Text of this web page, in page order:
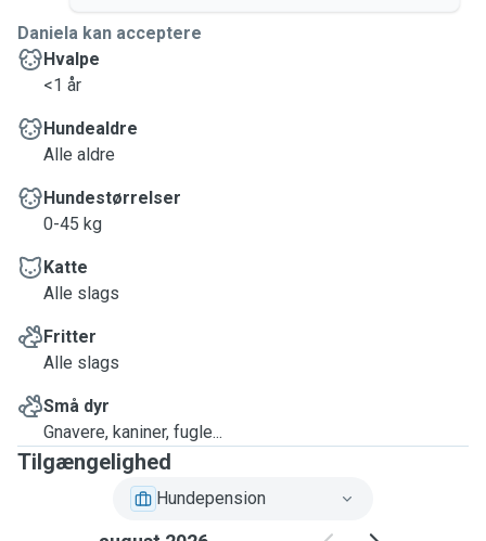
Daniela kan acceptere
Hvalpe
<1 år
Hundealdre
Alle aldre
Hundestørrelser
0-45 kg
Katte
Alle slags
Fritter
Alle slags
Små dyr
Gnavere, kaniner, fugle...
Tilgængelighed
Hundepension